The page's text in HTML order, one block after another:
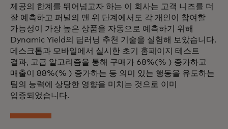
제공의 한계를 뛰어넘고자 하는 이 회사는 고객 니즈를 더
잘 예측하고 퍼널의 맨 위 단계에서도 각 개인이 참여할
가능성이 가장 높은 상품을 자동으로 예측하기 위해
Dynamic Yield의 딥러닝 추천 기술을 실험해 보았습니다.
데스크톱과 모바일에서 실시한 초기 홈페이지 테스트
결과, 고급 알고리즘을 통해 구매가 68%(% ) 증가하고
매출이 88%(% ) 증가하는 등 의미 있는 행동을 유도하는
팀의 능력에 상당한 영향을 미치는 것으로 이미
입증되었습니다.